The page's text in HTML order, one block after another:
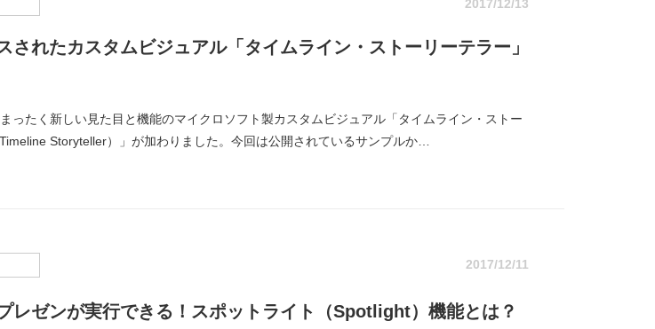
2017/12/13
されたカスタムビジュアル「タイムライン・ストーリーテラー」
ったく新しい見た目と機能のマイクロソフト製カスタムビジュアル「タイムライン・ストー
Storyteller）」が加わりました。今回は公開されているサンプルか…
2017/12/11
レゼンが実行できる！スポットライト（Spotlight）機能とは？